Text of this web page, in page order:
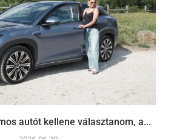
autót kellene választanom, a...